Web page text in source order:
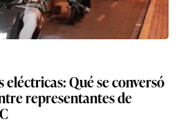
Qué se conversó
representantes de